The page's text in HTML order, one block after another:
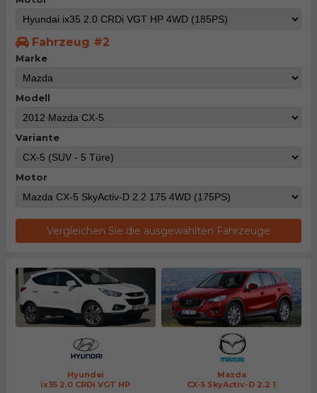
Fahrzeug #2
Marke
Modell
Variante
Motor
Vergleichen Sie die ausgewählten Fahrzeuge
Hyundai
ix35 2.0 CRDi VGT HP
Mazda
CX-5 SkyActiv-D 2.2 1